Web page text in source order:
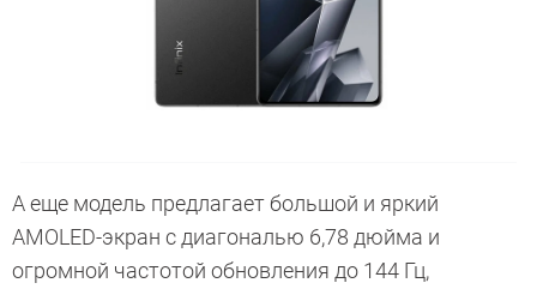
А еще модель предлагает большой и яркий
AMOLED-экран с диагональю 6,78 дюйма и
огромной частотой обновления до 144 Гц,